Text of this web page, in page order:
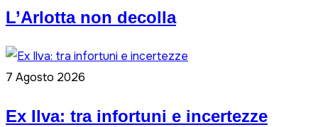
L’Arlotta non decolla
7 Agosto 2026
Ex Ilva: tra infortuni e incertezze